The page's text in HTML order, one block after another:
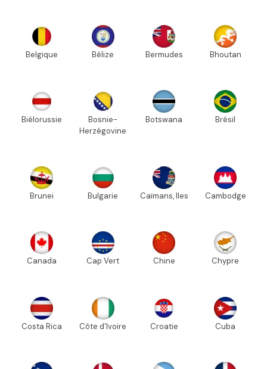
Belgique Bélize Bermudes Bhoutan
Biélorussie
Bosnie-
Herzégovine
Botswana Brésil
Brunei Bulgarie Caïmans, Iles Cambodge
Canada Cap Vert Chine Chypre
Costa Rica Côte d'Ivoire Croatie Cuba